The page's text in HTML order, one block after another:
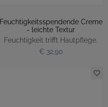
Feuchtigkeitsspendende Creme
- leichte Textur
Feuchtigkeit trifft Hautpflege.
€ 32,90